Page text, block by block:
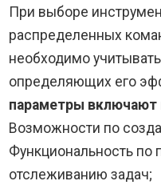
При выборе
распределенных
необходимо
определяющих его
параметры включают
Возможности по
Функциональность по
отслеживанию задач;